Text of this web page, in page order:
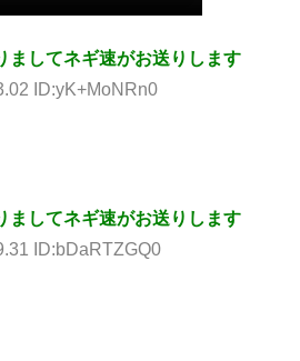
ましてネギ速がお送りします
ID:yK+MoNRn0
ましてネギ速がお送りします
ID:bDaRTZGQ0